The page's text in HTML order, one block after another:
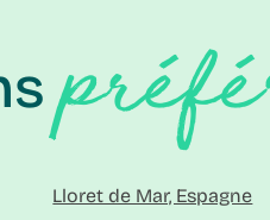
Lloret de Mar, Espagne